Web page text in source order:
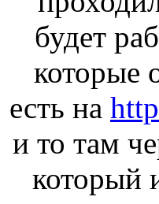
будет
которые
есть на
и то там
который